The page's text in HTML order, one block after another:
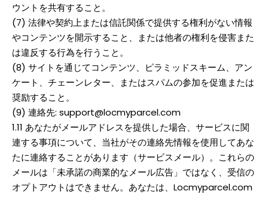
ウントを共有すること。
(7) 法律や契約上または信託関係で提供する権利がない情報
やコンテンツを開示すること、または他者の権利を侵害また
は違反する行為を行うこと。
(8) サイトを通じてコンテンツ、ピラミッドスキーム、アン
ケート、チェーンレター、またはスパムの参加を促進または
奨励すること。
(9) 連絡先: support@locmyparcel.com
1.11 あなたがメールアドレスを提供した場合、サービスに関
連する事項について、当社がその連絡先情報を使用してあな
たに連絡することがあります（サービスメール）。これらの
メールは「未承諾の商業的なメール広告」ではなく、受信の
オプトアウトはできません。あなたは、Locmyparcel.com